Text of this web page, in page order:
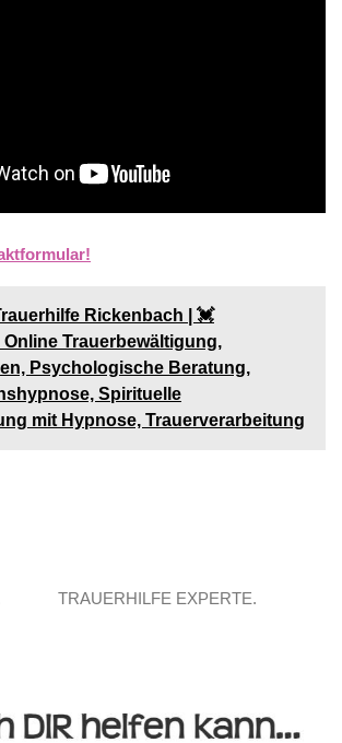
Rickenbach | 💓️️
Online Trauerbewältigung,
Psychologische Beratung,
Spirituelle
mit Hypnose, Trauerverarbeitung
TRAUERHILFE EXPERTE.